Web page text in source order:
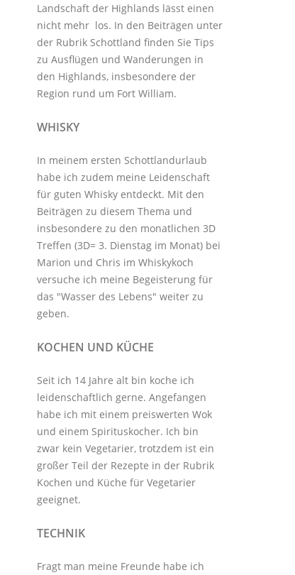
Landschaft der Highlands lässt einen
nicht mehr los. In den Beiträgen unter
der Rubrik Schottland finden Sie Tips
zu Ausflügen und Wanderungen in
den Highlands, insbesondere der
Region rund um Fort William.
WHISKY
In meinem ersten Schottlandurlaub
habe ich zudem meine Leidenschaft
für guten Whisky entdeckt. Mit den
Beiträgen zu diesem Thema und
insbesondere zu den monatlichen 3D
Treffen (3D= 3. Dienstag im Monat) bei
Marion und Chris im Whiskykoch
versuche ich meine Begeisterung für
das "Wasser des Lebens" weiter zu
geben.
KOCHEN UND KÜCHE
Seit ich 14 Jahre alt bin koche ich
leidenschaftlich gerne. Angefangen
habe ich mit einem preiswerten Wok
und einem Spirituskocher. Ich bin
zwar kein Vegetarier, trotzdem ist ein
großer Teil der Rezepte in der Rubrik
Kochen und Küche für Vegetarier
geeignet.
TECHNIK
Fragt man meine Freunde habe ich